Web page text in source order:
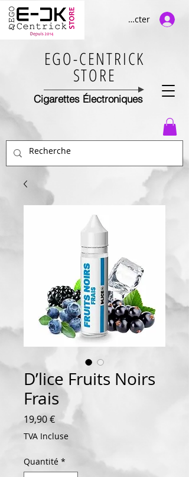
Se connecter
EGO-CENTRICK
STORE
Cigarettes Électroniques
D’lice Fruits Noirs
Frais
19,90 €Prix
TVA Incluse
Quantité *